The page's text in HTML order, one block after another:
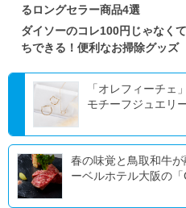
るロングセラー商品4選
ダイソーのコレ100円じゃなく
ちできる！便利なお掃除グッズ
「オレフィーチェ
モチーフジュエリ
春の味覚と鳥取和牛
ーベルホテル大阪の「